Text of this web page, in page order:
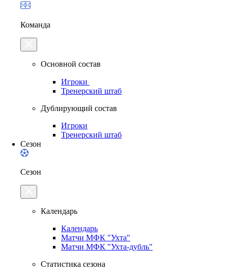
Команда
Основной состав
Игроки
Тренерский штаб
Дублирующий состав
Игроки
Тренерский штаб
Сезон
Сезон
Календарь
Календарь
Матчи МФК "Ухта"
Матчи МФК "Ухта-дубль"
Статистика сезона